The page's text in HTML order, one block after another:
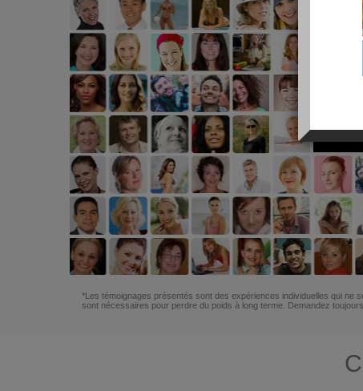
*Les témoignages présentés sont des expériences individuelles qui ne
sont nécessaires pour perdre du poids à long terme. Demandez